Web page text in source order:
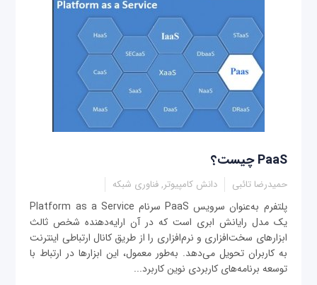
PaaS چیست؟
حمیدرضا تائبی دانش کامپیوتر, فناوری شبکه
پلتفرم به‌عنوان سرویس PaaS سرنام Platform as a Service
یک مدل رایانش ابری است که در آن ارایه‌دهنده شخص ثالث
ابزارهای سخت‌افزاری و نرم‌افزاری را از طریق کانال ارتباطی اینترنت
به کاربران تحویل می‌دهد. به‌طور معمول، این ابزارها در ارتباط با
توسعه برنامه‌های کاربردی نوین کاربرد...